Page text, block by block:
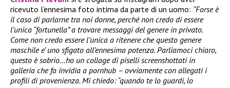
ricevuto l’ennesima foto intima da parte di un uomo: “Forse è
il caso di parlarne tra noi donne, perché non credo di essere
l’unica “fortunella” a trovare messaggi del genere in privato.
Come non credo essere l’unica a ritenere che questo genere
maschile e’ uno sfigato all’ennesima potenza. Parliamoci chiaro,
questo è sobrio…ho un collage di piselli screenshottati in
galleria che fa invidia a pornhub – ovviamente con allegati i
profili di provenienza. Mi chiedo: “quando te lo guardi, lo